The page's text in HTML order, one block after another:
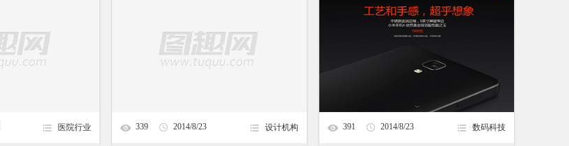
医院行业 339
2014/8/23
设计机构 391
2014/8/23
数码科技